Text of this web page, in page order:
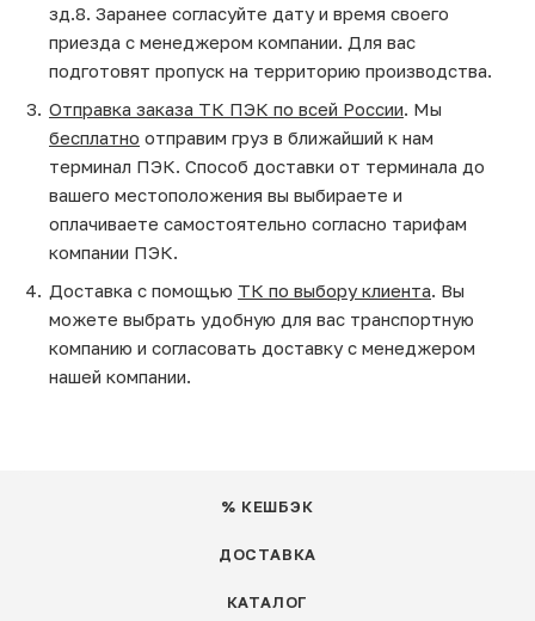
зд.8. Заранее согласуйте дату и время своего
приезда с менеджером компании. Для вас
подготовят пропуск на территорию производства.
Отправка заказа ТК ПЭК по всей России. Мы
бесплатно отправим груз в ближайший к нам
терминал ПЭК. Способ доставки от терминала до
вашего местоположения вы выбираете и
оплачиваете самостоятельно согласно тарифам
компании ПЭК.
Доставка с помощью ТК по выбору клиента. Вы
можете выбрать удобную для вас транспортную
компанию и согласовать доставку с менеджером
нашей компании.
% КЕШБЭК
ДОСТАВКА
КАТАЛОГ